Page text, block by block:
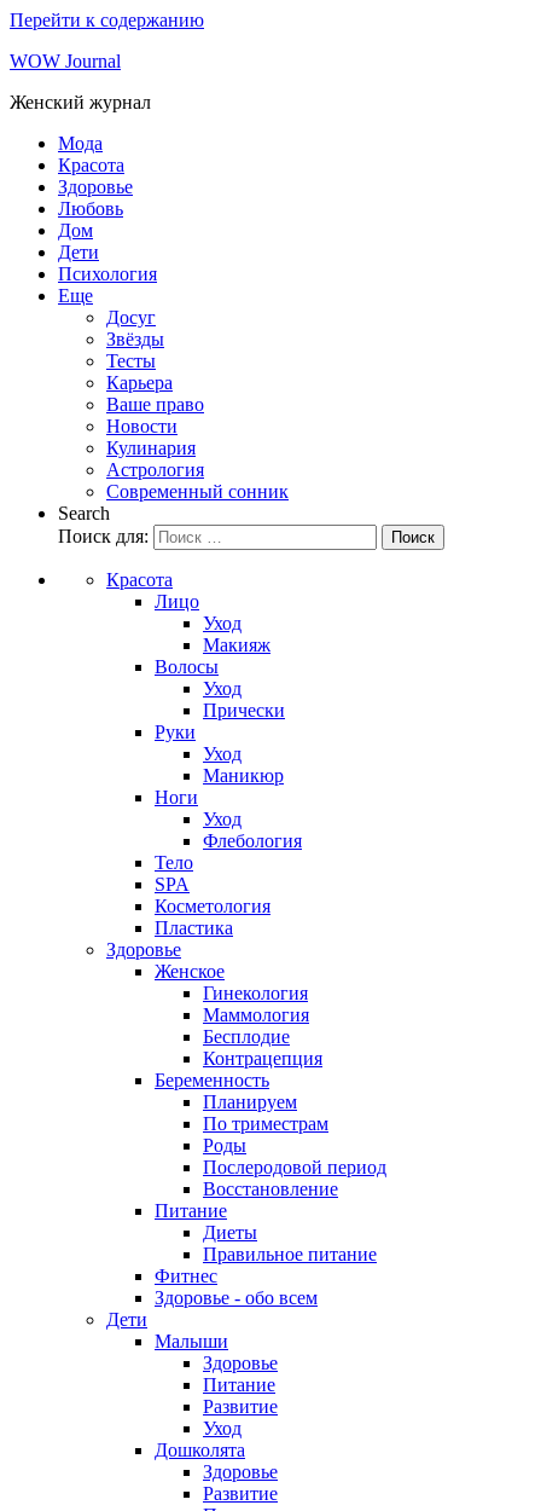
Перейти к содержанию
WOW Journal
Женский журнал
Мода
Красота
Здоровье
Любовь
Дом
Дети
Психология
Еще
Досуг
Звёзды
Тесты
Карьера
Ваше право
Новости
Кулинария
Астрология
Современный сонник
Search
Поиск для:
Поиск
Красота
Лицо
Уход
Макияж
Волосы
Уход
Прически
Руки
Уход
Маникюр
Ноги
Уход
Флебология
Тело
SPA
Косметология
Пластика
Здоровье
Женское
Гинекология
Маммология
Бесплодие
Контрацепция
Беременность
Планируем
По триместрам
Роды
Послеродовой период
Восстановление
Питание
Диеты
Правильное питание
Фитнес
Здоровье - обо всем
Дети
Малыши
Здоровье
Питание
Развитие
Уход
Дошколята
Здоровье
Развитие